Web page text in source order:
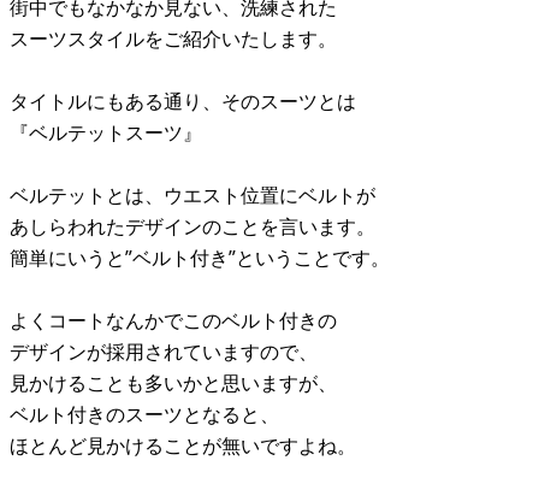
街中でもなかなか見ない、洗練された
スーツスタイルをご紹介いたします。
タイトルにもある通り、そのスーツとは
『ベルテットスーツ』
ベルテットとは、ウエスト位置にベルトが
あしらわれたデザインのことを言います。
簡単にいうと”ベルト付き”ということです。
よくコートなんかでこのベルト付きの
デザインが採用されていますので、
見かけることも多いかと思いますが、
ベルト付きのスーツとなると、
ほとんど見かけることが無いですよね。